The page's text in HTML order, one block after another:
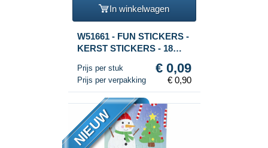
In winkelwagen
W51661 - FUN STICKERS -
KERST STICKERS - 18
Prijs per stuk € 0,09
Prijs per verpakking € 0,90
NIEUW